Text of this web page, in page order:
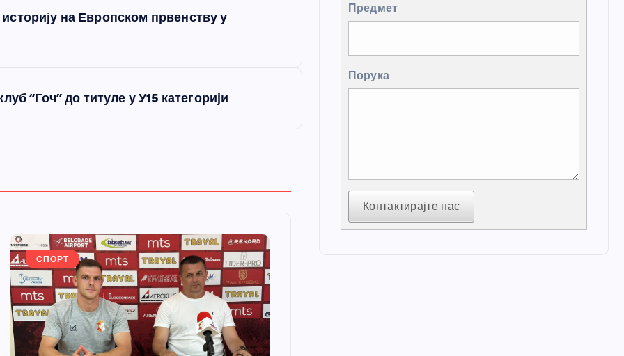
на Европском првенству у
“Гоч” до титуле у У15 категорији
СПОРТ
Предмет
Порука
Контактирајте нас